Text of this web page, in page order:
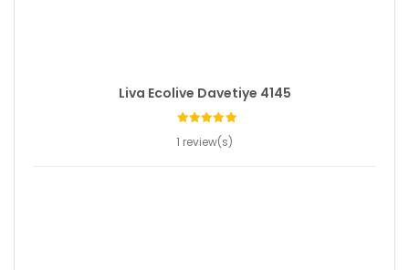
Liva Ecolive Davetiye 4145
1 review(s)